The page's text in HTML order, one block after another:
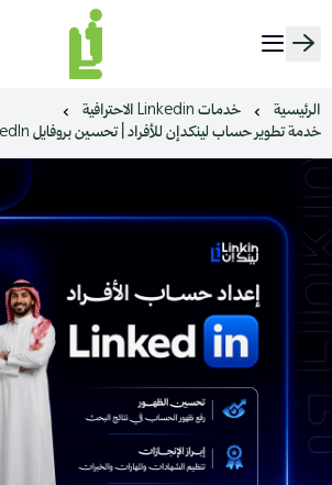
منصة لينك إن | Linkin.sa
الرئيسية
خدمات Linkedin الاحترافية
خدمة تطوير حساب لينكدإن للأفراد | تحسين بروفايل LinkedIn